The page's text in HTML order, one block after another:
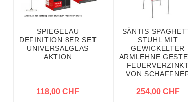
SPIEGELAU
DEFINITION 8ER SET
UNIVERSALGLAS
AKTION
118,00 CHF
SÄNTIS
STUHL MIT
GEWICKELTER
ARMLEHNE
VON
254,00 CHF